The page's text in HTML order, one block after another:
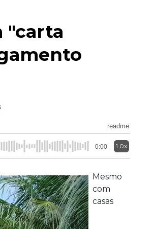
"carta
readme
0:00 1.0x
Mesmo
com
casas